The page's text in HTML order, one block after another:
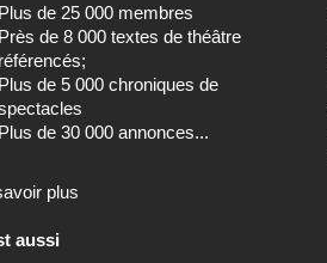
Plus de 25 000 membres
Près de 8 000 textes de théâtre
référencés;
Plus de 5 000 chroniques de
Plus de 30 000 annonces...
plus
aussi